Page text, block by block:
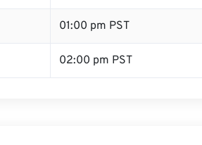
01:00 pm PST
02:00 pm PST